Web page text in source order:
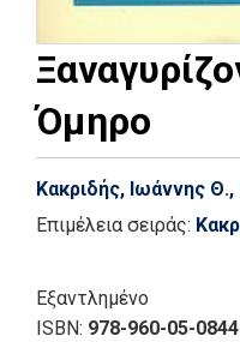
Όμηρο
Κακριδής, Ιωάννης
Επιμέλεια σειράς:
Εξαντλημένο
ISBN: 978-960-05-